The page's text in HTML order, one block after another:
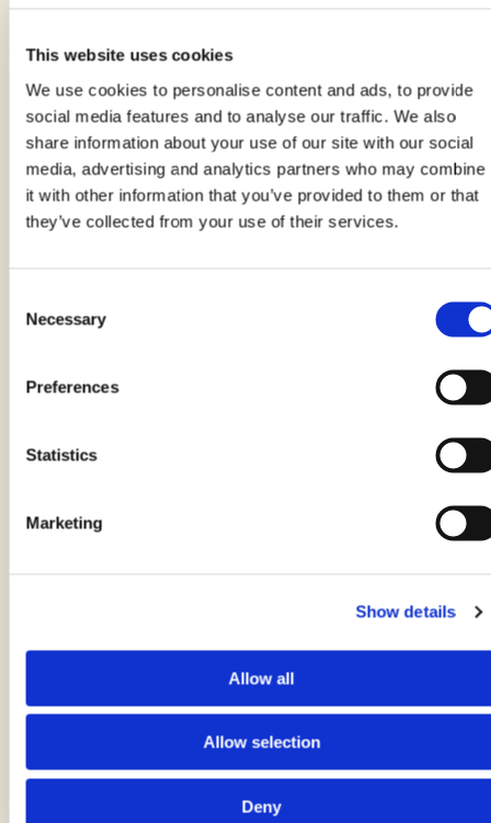
This website uses cookies
We use cookies to personalise content and ads, to provide
social media features and to analyse our traffic. We also
share information about your use of our site with our social
media, advertising and analytics partners who may combine
it with other information that you’ve provided to them or that
they’ve collected from your use of their services.
Selection
Necessary
Preferences
Statistics
Marketing
Show details
Allow all
Allow selection
Deny
cioccolato
5 minuti